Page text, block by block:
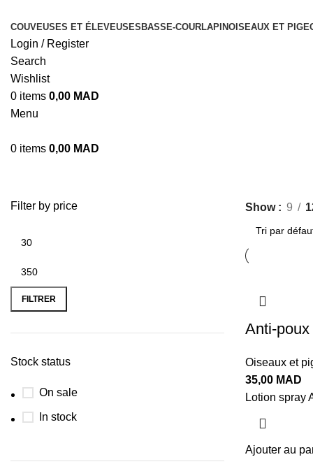
COUVEUSES ET ÉLEVEUSES BASSE-COURLAPINOISEAUX ET
Login / Register
Search
Wishlist
0 items 0,00 MAD
Menu
0 items 0,00 MAD
Filter by price
FILTRER
Stock status
On sale
In stock
Show 9
Anti-
Oiseaux et
35,00 MAD
Lotion spray
Ajouter au